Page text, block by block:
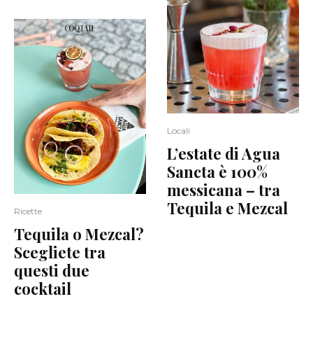
Ricette
Tequila o Mezcal?
Scegliete tra
questi due
cocktail
Locali
L’estate di Agua
Sancta è 100%
messicana – tra
Tequila e Mezcal